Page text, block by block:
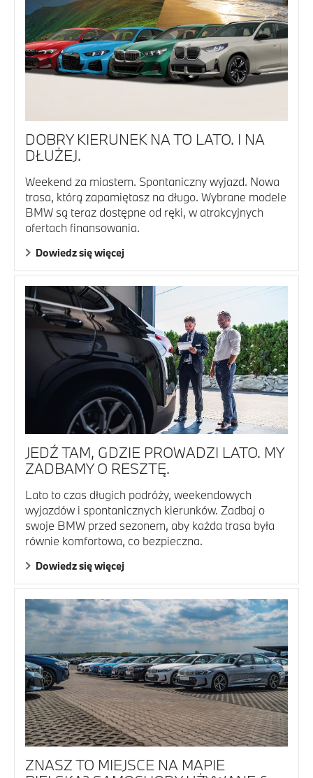
DOBRY KIERUNEK NA TO LATO. I NA
DŁUŻEJ.
Weekend za miastem. Spontaniczny wyjazd. Nowa
trasa, którą zapamiętasz na długo. Wybrane modele
BMW są teraz dostępne od ręki, w atrakcyjnych
ofertach finansowania.
Dowiedz się więcej
JEDŹ TAM, GDZIE PROWADZI LATO. MY
ZADBAMY O RESZTĘ.
Lato to czas długich podróży, weekendowych
wyjazdów i spontanicznych kierunków. Zadbaj o
swoje BMW przed sezonem, aby każda trasa była
równie komfortowa, co bezpieczna.
Dowiedz się więcej
ZNASZ TO MIEJSCE NA MAPIE